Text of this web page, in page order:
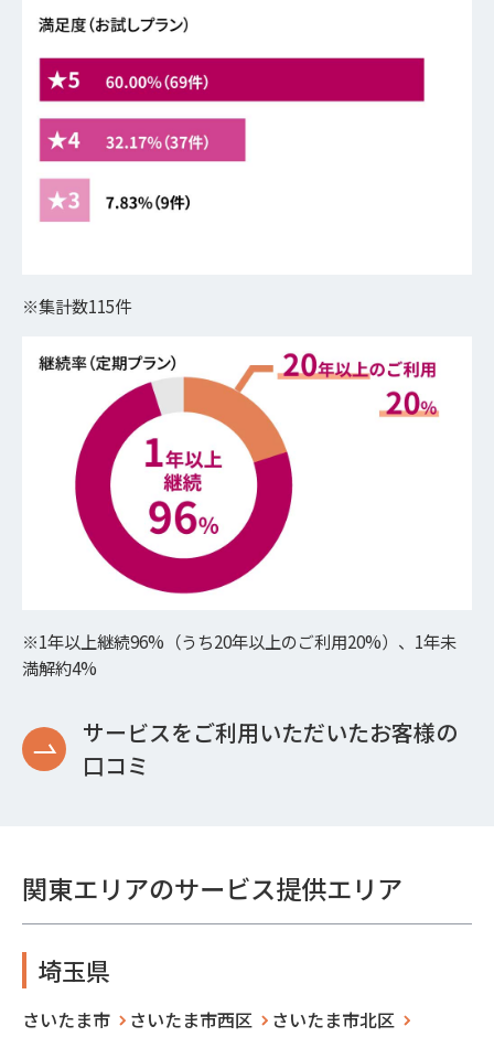
※集計数115件
※1年以上継続96%（うち20年以上のご利用20%）、1年未
満解約4%
サービスをご利用いただいたお客様の
口コミ
関東エリアのサービス提供エリア
埼玉県
さいたま市 さいたま市西区
さいたま市北区